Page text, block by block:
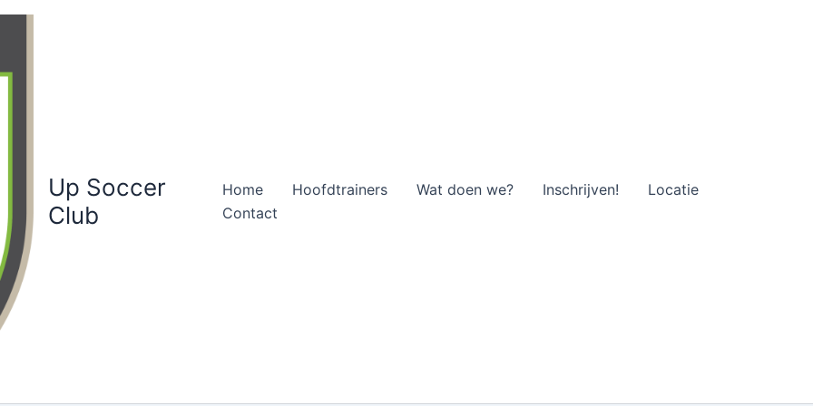
Up Soccer
Club
Home Hoofdtrainers Wat doen we? Inschrijven!
Locatie
Contact